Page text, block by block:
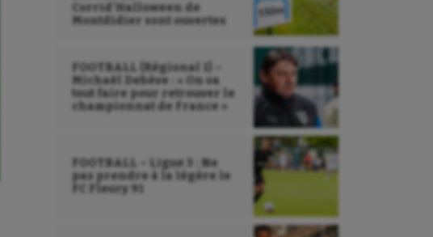
Corrid’Halloween de
Montdidier sont ouvertes
FOOTBALL (Régional 1) –
Michaël Debève : « On va
tout faire pour retrouver le
championnat de France »
FOOTBALL – Ligue 3 : Ne
pas prendre à la légère le
FC Fleury 91